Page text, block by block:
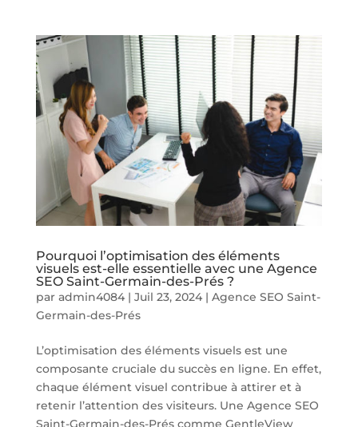
Pourquoi l’optimisation des éléments
visuels est-elle essentielle avec une Agence
SEO Saint-Germain-des-Prés ?
par admin4084| Juil 23, 2024| Agence SEO Saint-
Germain-des-Prés
L’optimisation des éléments visuels est une
composante cruciale du succès en ligne. En effet,
chaque élément visuel contribue à attirer et à
retenir l’attention des visiteurs. Une Agence SEO
Saint-Germain-des-Prés comme GentleView